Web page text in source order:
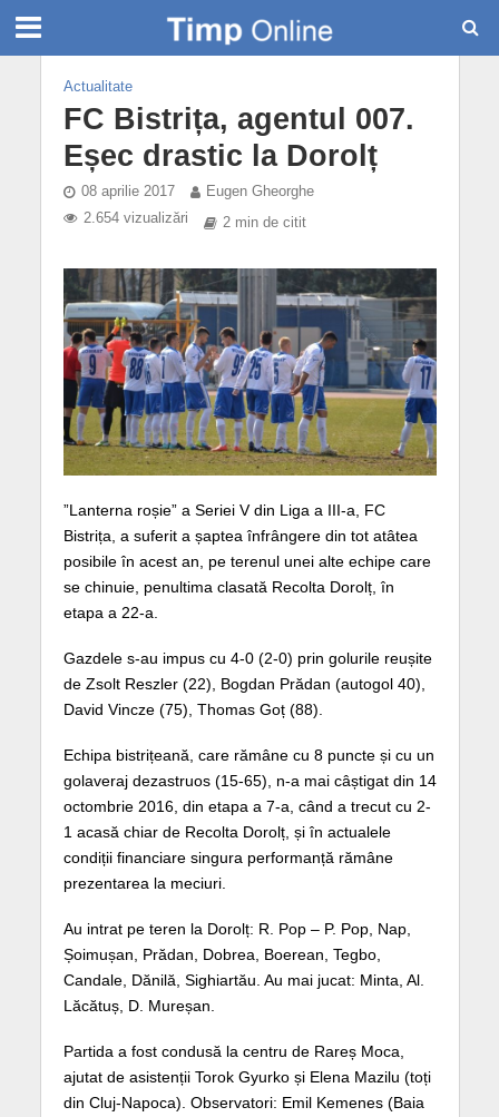
Actualitate
FC Bistrița, agentul 007.
Eșec drastic la Dorolț
08 aprilie 2017
Eugen Gheorghe
2.654 vizualizări
2 min de citit
”Lanterna roșie” a Seriei V din Liga a III-a, FC
Bistrița, a suferit a șaptea înfrângere din tot atâtea
posibile în acest an, pe terenul unei alte echipe care
se chinuie, penultima clasată Recolta Dorolț, în
etapa a 22-a.
Gazdele s-au impus cu 4-0 (2-0) prin golurile reușite
de Zsolt Reszler (22), Bogdan Prădan (autogol 40),
David Vincze (75), Thomas Goț (88).
Echipa bistrițeană, care rămâne cu 8 puncte și cu un
golaveraj dezastruos (15-65), n-a mai câștigat din 14
octombrie 2016, din etapa a 7-a, când a trecut cu 2-
1 acasă chiar de Recolta Dorolț, și în actualele
condiții financiare singura performanță rămâne
prezentarea la meciuri.
Au intrat pe teren la Dorolț: R. Pop – P. Pop, Nap,
Șoimușan, Prădan, Dobrea, Boerean, Tegbo,
Candale, Dănilă, Sighiartău. Au mai jucat: Minta, Al.
Lăcătuș, D. Mureșan.
Partida a fost condusă la centru de Rareș Moca,
ajutat de asistenții Torok Gyurko și Elena Mazilu (toți
din Cluj-Napoca). Observatori: Emil Kemenes (Baia